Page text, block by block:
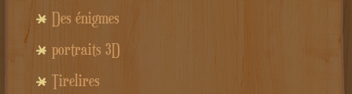
Des énigmes
portraits 3D
Tirelires